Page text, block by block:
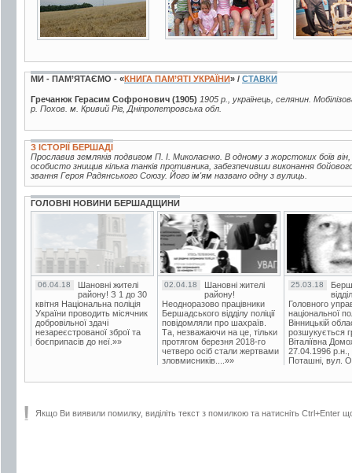
МИ - ПАМ’ЯТАЄМО - «КНИГА ПАМ’ЯТІ УКРАЇНИ» / СТАВКИ
Гречанюк Герасим Софронович (1905) 1905 р., українець, селянин.
р. Похов. м. Кривий Ріг, Дніпропетровська обл.
З ІСТОРІЇ БЕРШАДІ
Прославив земляків подвигом П. І. Миколаєнко. В одному з жорстоких боїв
особисто знищив кілька танків противника, забезпечивши виконання
звання Героя Радянського Союзу. Його ім'ям названо одну з вулиць.
ГОЛОВНІ НОВИНИ БЕРШАДЩИНИ
06.04.18
Шановні жителі
району! З 1 до 30
квітня Національна поліція
України проводить місячник
добровільної здачі
незареєстрованої зброї та
боєприпасів до неї.»»
02.04.18
Шановні жителі
району!
Неодноразово працівники
Бершадського відділу поліції
повідомляли про шахраїв.
Та, незважаючи на це, тільки
протягом березня 2018-го
четверо осіб стали жертвами
зловмисників....»»
25.03.18
Головного
національної
Вінницькій
розшукується
Віталіївна
27.04.1996 р.н.,
Поташні, вул.
Якщо Ви виявили помилку, виділіть текст з помилкою та натисніть Ctrl+Enter